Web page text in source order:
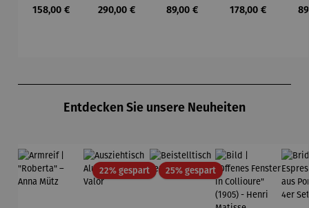
Mond und
Regulärer Preis:
158,00 €
Waszak
Regulärer Preis:
290,00 €
Paul Klee
Regulärer Preis:
89,00 €
Regulärer Preis:
178,00 €
Entdecken Sie unsere Neuheiten
22% gespartRabatt25% gespartRabatt